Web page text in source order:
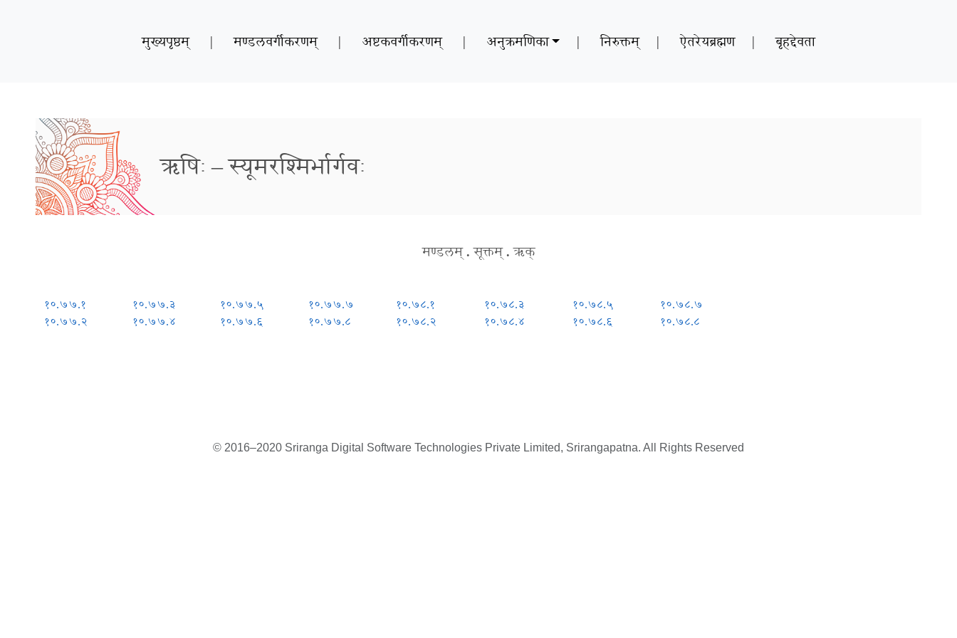
मुख्यपृष्ठम् | मण्डलवर्गीकरणम् | अष्टकवर्गीकरणम् | अनुक्रमणिका | निरुक्तम् | ऐतरेयब्रह्मण | बृहद्देवता
ऋषिः – स्यूमरश्मिर्भार्गवः
मण्डलम् . सूक्तम् . ऋक्
१०.७७.१
१०.७७.२
१०.७७.३
१०.७७.४
१०.७७.५
१०.७७.६
१०.७७.७
१०.७७.८
१०.७८.१
१०.७८.२
१०.७८.३
१०.७८.४
१०.७८.५
१०.७८.६
१०.७८.७
१०.७८.८
© 2016–2020 Sriranga Digital Software Technologies Private Limited, Srirangapatna. All Rights Reserved